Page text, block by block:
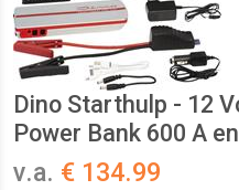
Dino Starthulp - 12
Power Bank 600 A
v.a. € 134.99